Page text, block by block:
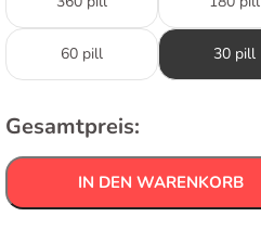
60 pill 30 pill
Gesamtpreis:
IN DEN WARENKORB